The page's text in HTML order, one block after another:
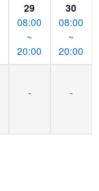
29
08:00
~
20:00
30
08:00
~
20:00
- -